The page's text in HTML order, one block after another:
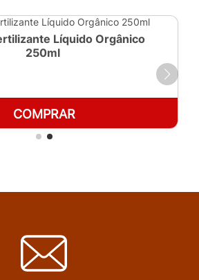
Líquido Orgânico
250ml
COMPRAR